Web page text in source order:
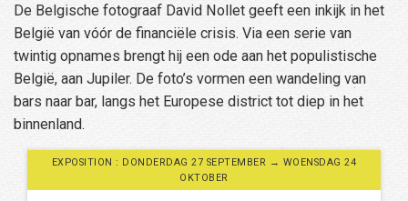
De Belgische fotograaf David Nollet geeft een inkijk in het
België van vóór de financiële crisis. Via een serie van
twintig opnames brengt hij een ode aan het populistische
België, aan Jupiler. De foto’s vormen een wandeling van
bars naar bar, langs het Europese district tot diep in het
binnenland.
EXPOSITION : DONDERDAG 27 SEPTEMBER → WOENSDAG 24
OKTOBER